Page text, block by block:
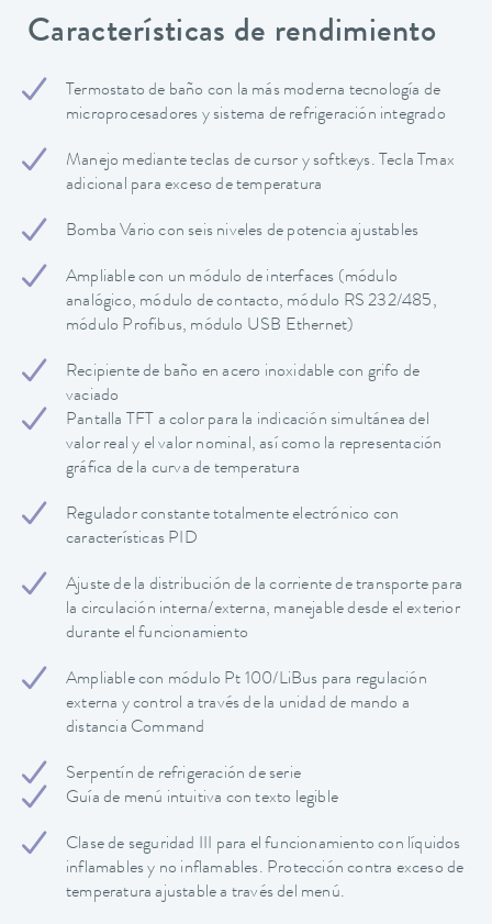
Características de rendimiento
Termostato de baño con la más moderna tecnología de
microprocesadores y sistema de refrigeración integrado
Manejo mediante teclas de cursor y softkeys. Tecla Tmax
adicional para exceso de temperatura
Bomba Vario con seis niveles de potencia ajustables
Ampliable con un módulo de interfaces (módulo
analógico, módulo de contacto, módulo RS 232/485,
módulo Profibus, módulo USB Ethernet)
Recipiente de baño en acero inoxidable con grifo de
vaciado
Pantalla TFT a color para la indicación simultánea del
valor real y el valor nominal, así como la representación
gráfica de la curva de temperatura
Regulador constante totalmente electrónico con
características PID
Ajuste de la distribución de la corriente de transporte para
la circulación interna/externa, manejable desde el exterior
durante el funcionamiento
Ampliable con módulo Pt 100/LiBus para regulación
externa y control a través de la unidad de mando a
distancia Command
Serpentín de refrigeración de serie
Guía de menú intuitiva con texto legible
Clase de seguridad III para el funcionamiento con líquidos
inflamables y no inflamables. Protección contra exceso de
temperatura ajustable a través del menú.